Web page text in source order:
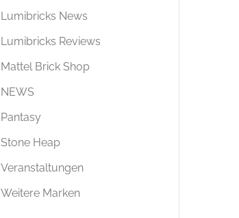
Lumibricks News
Lumibricks Reviews
Mattel Brick Shop
NEWS
Pantasy
Stone Heap
Veranstaltungen
Weitere Marken